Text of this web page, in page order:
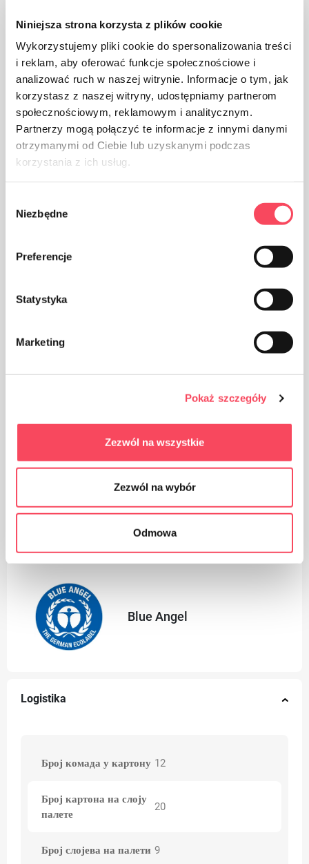
Niniejsza strona korzysta z plików cookie
Wykorzystujemy pliki cookie do spersonalizowania treści
i reklam, aby oferować funkcje społecznościowe i
analizować ruch w naszej witrynie. Informacje o tym, jak
korzystasz z naszej witryny, udostępniamy partnerom
społecznościowym, reklamowym i analitycznym.
Partnerzy mogą połączyć te informacje z innymi danymi
otrzymanymi od Ciebie lub uzyskanymi podczas
korzystania z ich usług.
zgody
Niezbędne
Preferencje
Statystyka
Marketing
Pokaż szczegóły
Zezwól na wszystkie
Zezwól na wybór
Odmowa
Паковање од картона
Водите рачуна о чистоћи, одбачену амбалажу
Погодно за рециклажу
Certificates
Blue Angel
Logistika
Број комада у картону 12
Број картона на слоју
палете
20
Број слојева на палети 9